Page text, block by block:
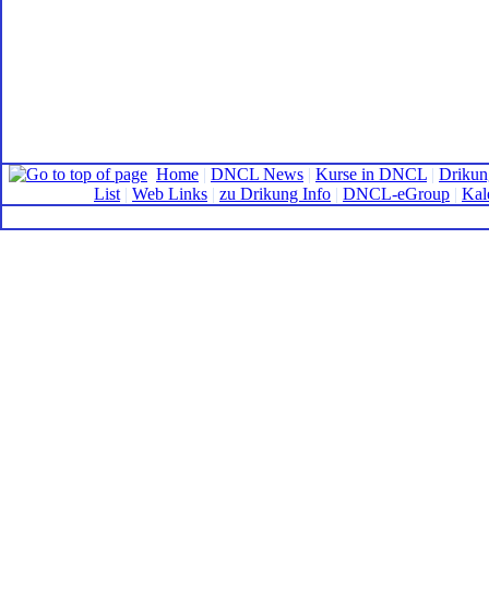
Home | DNCL News | Kurse in DNCL |
List | Web Links | zu Drikung Info | DNCL-eGroup |